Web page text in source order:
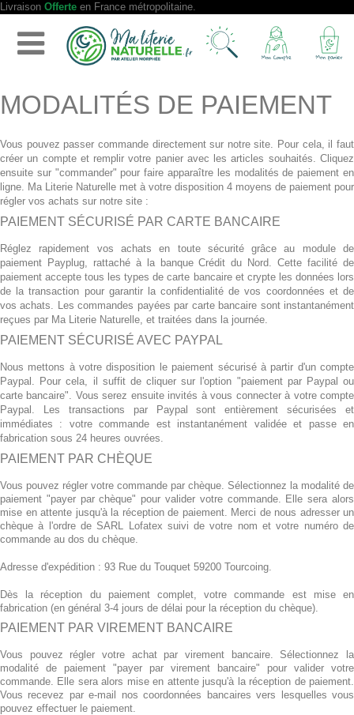
Livraison Offerte en France métropolitaine.
MODALITÉS DE PAIEMENT
Vous pouvez passer commande directement sur notre site. Pour cela, il faut
créer un compte et remplir votre panier avec les articles souhaités. Cliquez
ensuite sur "commander" pour faire apparaître les modalités de paiement en
ligne. Ma Literie Naturelle met à votre disposition 4 moyens de paiement pour
régler vos achats sur notre site :
PAIEMENT SÉCURISÉ PAR CARTE BANCAIRE
Réglez rapidement vos achats en toute sécurité grâce au module de
paiement Payplug, rattaché à la banque Crédit du Nord. Cette facilité de
paiement accepte tous les types de carte bancaire et crypte les données lors
de la transaction pour garantir la confidentialité de vos coordonnées et de
vos achats. Les commandes payées par carte bancaire sont instantanément
reçues par Ma Literie Naturelle, et traitées dans la journée.
PAIEMENT SÉCURISÉ AVEC PAYPAL
Nous mettons à votre disposition le paiement sécurisé à partir d'un compte
Paypal. Pour cela, il suffit de cliquer sur l'option "paiement par Paypal ou
carte bancaire". Vous serez ensuite invités à vous connecter à votre compte
Paypal. Les transactions par Paypal sont entièrement sécurisées et
immédiates : votre commande est instantanément validée et passe en
fabrication sous 24 heures ouvrées.
PAIEMENT PAR CHÈQUE
Vous pouvez régler votre commande par chèque. Sélectionnez la modalité de
paiement "payer par chèque" pour valider votre commande. Elle sera alors
mise en attente jusqu'à la réception de paiement. Merci de nous adresser un
chèque à l'ordre de SARL Lofatex suivi de votre nom et votre numéro de
commande au dos du chèque.
Adresse d'expédition : 93 Rue du Touquet 59200 Tourcoing.
Dès la réception du paiement complet, votre commande est mise en
fabrication (en général 3-4 jours de délai pour la réception du chèque).
PAIEMENT PAR VIREMENT BANCAIRE
Vous pouvez régler votre achat par virement bancaire. Sélectionnez la
modalité de paiement "payer par virement bancaire" pour valider votre
commande. Elle sera alors mise en attente jusqu'à la réception de paiement.
Vous recevez par e-mail nos coordonnées bancaires vers lesquelles vous
pouvez effectuer le paiement.